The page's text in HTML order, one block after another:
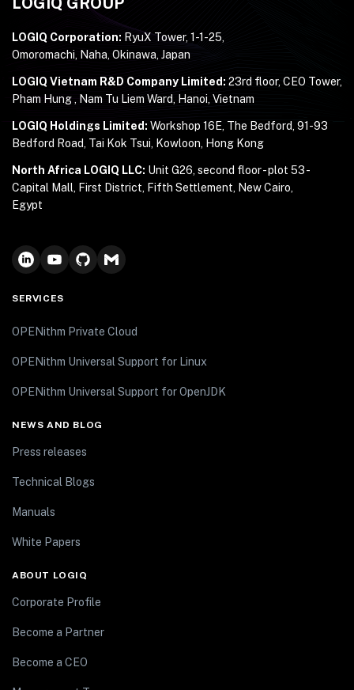
LOGIQ Corporation: RyuX Tower, 1-1-25,
Omoromachi, Naha, Okinawa, Japan
LOGIQ Vietnam R&D Company Limited: 23rd floor, CEO Tower,
Pham Hung , Nam Tu Liem Ward, Hanoi, Vietnam
LOGIQ Holdings Limited: Workshop 16E, The Bedford, 91-93
Bedford Road, Tai Kok Tsui, Kowloon, Hong Kong
North Africa LOGIQ LLC: Unit G26, second floor - plot 53 -
Capital Mall, First District, Fifth Settlement, New Cairo,
Egypt
SERVICES
OPENithm Private Cloud
OPENithm Universal Support for Linux
OPENithm Universal Support for OpenJDK
NEWS AND BLOG
Press releases
Technical Blogs
Manuals
White Papers
ABOUT LOGIQ
Corporate Profile
Become a Partner
Become a CEO